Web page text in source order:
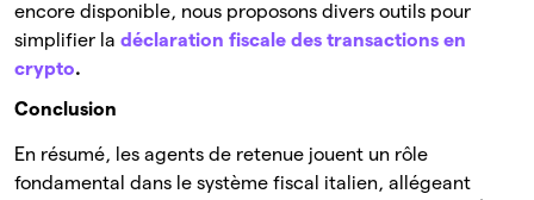
encore disponible, nous proposons divers outils pour
simplifier la déclaration fiscale des transactions en
crypto.
Conclusion
En résumé, les agents de retenue jouent un rôle
fondamental dans le système fiscal italien, allégeant